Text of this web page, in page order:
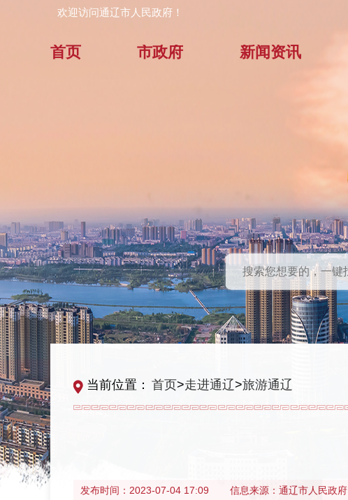
欢迎访问通辽市人民政府！
首页 市政府 新闻资讯
当前位置： 首页>走进通辽>旅游通辽
发布时间： 2023-07-04 17:09 信息来源： 通辽市人民政府